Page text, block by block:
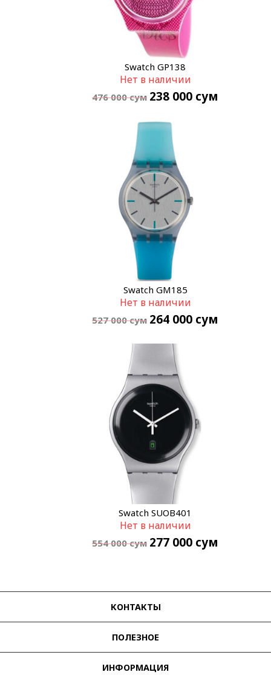
Swatch GP138
Нет в наличии
476 000сум 238 000 сум
Swatch GM185
Нет в наличии
527 000сум 264 000 сум
Swatch SUOB401
Нет в наличии
554 000сум 277 000 сум
КОНТАКТЫ
ПОЛЕЗНОЕ
ИНФОРМАЦИЯ